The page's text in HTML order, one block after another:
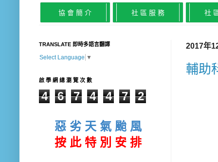
協 會 簡 介 社 區 服 務 社
2017年
輔助
TRANSLATE 即時多語言翻譯
Select Language ▼
啟 學 網 總 瀏 覽 次 數
4 6 7 4 4 7 2
惡 劣 天 氣 颱 風
按 此 特 別 安 排